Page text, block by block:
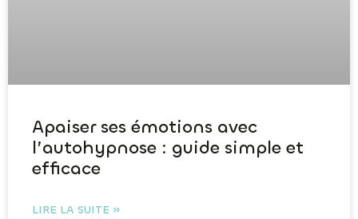
Apaiser ses émotions avec
l’autohypnose : guide simple et
efficace
LIRE LA SUITE »